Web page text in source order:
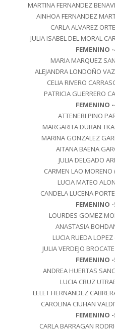
MARTINA FERNANDEZ
AINHOA FERNANDEZ
CARLA ALVAREZ
JULIA ISABEL DEL MORAL
FEMENINO
MARIA MARQUEZ
ALEJANDRA LONDOÑO
CELIA RIVERO
PATRICIA GUERRERO
FEMENINO
ATTENERI PINO
MARGARITA DURAN
MARINA GONZALEZ
AITANA BAENA
JULIA DELGADO
CARMEN LAO MORENO
LUCIA MATEO
CANDELA LUCENA
FEMENINO
LOURDES GOMEZ
ANASTASIA
LUCIA RUEDA
JULIA VERDEJO
FEMENINO
ANDREA HUERTAS
LUCIA CRUZ
LELET HERNANDEZ
CAROLINA CIUHAN
FEMENINO
CARLA BARRAGAN